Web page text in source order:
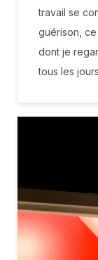
travail se
guérison, ce
dont je
tous les